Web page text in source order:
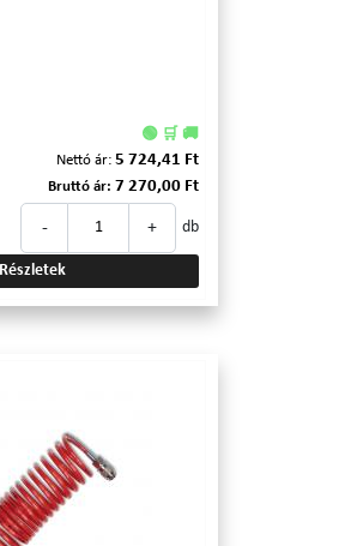
🟢 🛒 🚚
Nettó ár: 5 724,41 Ft
Bruttó ár: 7 270,00 Ft
- + db
Részletek